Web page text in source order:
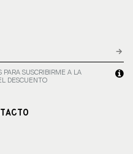
SUSCRIBIRME A LA
DESCUENTO